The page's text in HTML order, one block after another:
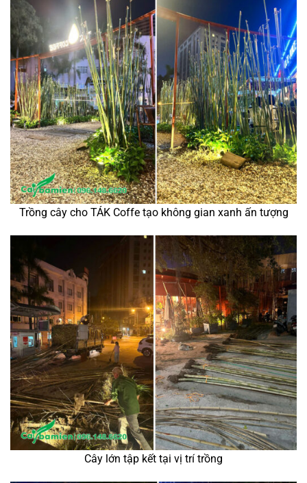
Trồng cây cho TÁK Coffe tạo không gian xanh ấn tượng
Cây lớn tập kết tại vị trí trồng